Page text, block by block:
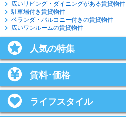
広いリビング・ダイニングがある賃貸物件
駐車場付き賃貸物件
ベランダ・バルコニー付きの賃貸物件
広いワンルームの賃貸物件
人気の特集
賃料･価格
ライフスタイル